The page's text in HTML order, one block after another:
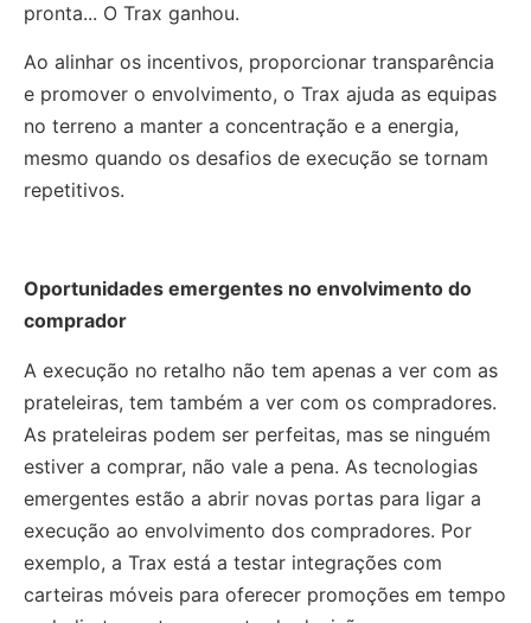
pronta... O Trax ganhou.
Ao alinhar os incentivos, proporcionar transparência
e promover o envolvimento, o Trax ajuda as equipas
no terreno a manter a concentração e a energia,
mesmo quando os desafios de execução se tornam
repetitivos.
Oportunidades emergentes no envolvimento do
comprador
A execução no retalho não tem apenas a ver com as
prateleiras, tem também a ver com os compradores.
As prateleiras podem ser perfeitas, mas se ninguém
estiver a comprar, não vale a pena. As tecnologias
emergentes estão a abrir novas portas para ligar a
execução ao envolvimento dos compradores. Por
exemplo, a Trax está a testar integrações com
carteiras móveis para oferecer promoções em tempo